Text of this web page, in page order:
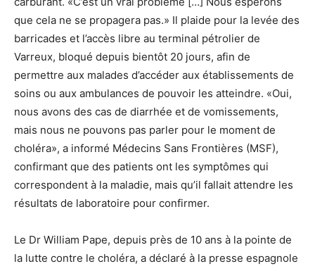
que cela ne se propagera pas.» Il plaide pour la levée des
barricades et l’accès libre au terminal pétrolier de
Varreux, bloqué depuis bientôt 20 jours, afin de
permettre aux malades d’accéder aux établissements de
soins ou aux ambulances de pouvoir les atteindre. «Oui,
nous avons des cas de diarrhée et de vomissements,
mais nous ne pouvons pas parler pour le moment de
choléra», a informé Médecins Sans Frontières (MSF),
confirmant que des patients ont les symptômes qui
correspondent à la maladie, mais qu’il fallait attendre les
résultats de laboratoire pour confirmer.
Le Dr William Pape, depuis près de 10 ans à la pointe de
la lutte contre le choléra, a déclaré à la presse espagnole